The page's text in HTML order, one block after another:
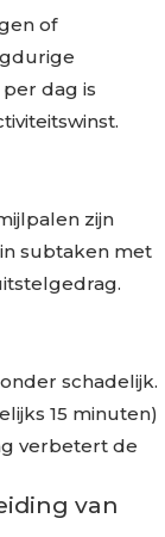
of
dag is
zijn
subtaken met
schadelijk.
15 minuten)
verbetert de
van